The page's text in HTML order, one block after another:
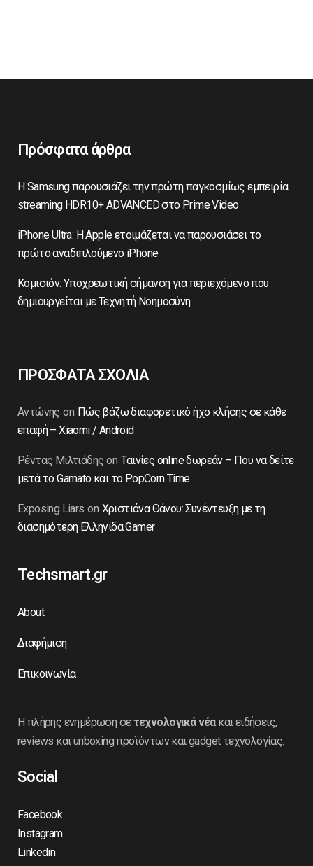
Πρόσφατα άρθρα
Η Samsung παρουσιάζει την πρώτη παγκοσμίως εμπειρία
streaming HDR10+ ADVANCED στο Prime Video
iPhone Ultra: Η Apple ετοιμάζεται να παρουσιάσει το
πρώτο αναδιπλούμενο iPhone
Κομισιόν: Υποχρεωτική σήμανση για περιεχόμενο που
δημιουργείται με Τεχνητή Νοημοσύνη
ΠΡΟΣΦΑΤΑ ΣΧΟΛΙΑ
Αντώνης on Πώς βάζω διαφορετικό ήχο κλήσης σε κάθε
επαφή – Xiaomi / Android
Ρέντας Μιλτιάδης onΤαινίες online δωρεάν – Που να δείτε
μετά το Gamato και το PopCorn Time
Exposing Liars on Χριστιάνα Θάνου: Συνέντευξη με τη
διασημότερη Ελληνίδα Gamer
Techsmart.gr
About
Διαφήμιση
Επικοινωνία
Η πλήρης ενημέρωση σετεχνολογικά νέακαι ειδήσεις,
reviews και unboxing προϊόντων και gadget τεχνολογίας.
Social
Facebook
Instagram
Linkedin